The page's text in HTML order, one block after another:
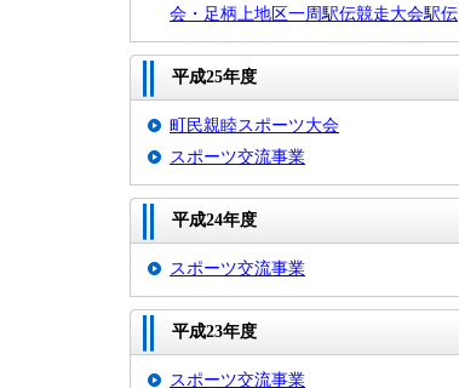
会・足柄上地区一周駅伝競走大会駅伝
平成25年度
町民親睦スポーツ大会
スポーツ交流事業
平成24年度
スポーツ交流事業
平成23年度
スポーツ交流事業